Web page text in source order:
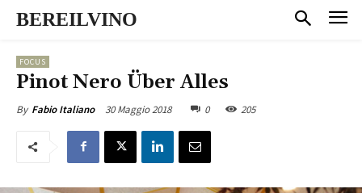
BEREILVINO
FOCUS
Pinot Nero Über Alles
By Fabio Italiano 30 Maggio 2018 0 205